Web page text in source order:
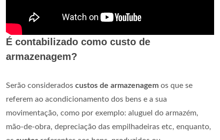
É contabilizado como custo de
armazenagem?
Serão considerados custos de armazenagem os que se
referem ao acondicionamento dos bens e a sua
movimentação, como por exemplo: aluguel do armazém,
mão-de-obra, depreciação das empilhadeiras etc, enquanto,